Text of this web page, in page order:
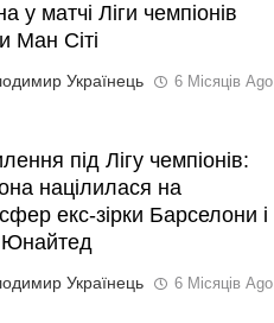
у матчі Ліги чемпіонів
Ман Сіті
Українець 6 Місяців Ago
під Лігу чемпіонів:
націлилася на
екс-зірки Барселони і
Українець 6 Місяців Ago